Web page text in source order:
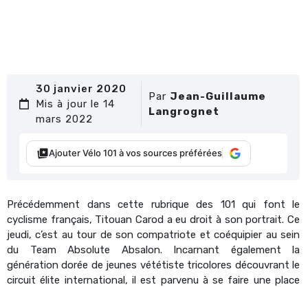
30 janvier 2020
Mis à jour le 14
mars 2022
Par Jean-Guillaume
Langrognet
Ajouter Vélo 101 à vos sources préférées
Précédemment dans cette rubrique des 101 qui font le
cyclisme français, Titouan Carod a eu droit à son portrait. Ce
jeudi, c’est au tour de son compatriote et coéquipier au sein
du Team Absolute Absalon. Incarnant également la
génération dorée de jeunes vététiste tricolores découvrant le
circuit élite international, il est parvenu à se faire une place